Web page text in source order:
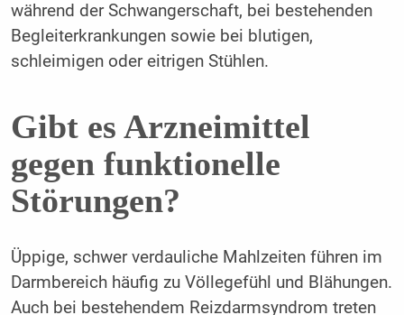
während der Schwangerschaft, bei bestehenden
Begleiterkrankungen sowie bei blutigen,
schleimigen oder eitrigen Stühlen.
Gibt es Arzneimittel
gegen funktionelle
Störungen?
Üppige, schwer verdauliche Mahlzeiten führen im
Darmbereich häufig zu Völlegefühl und Blähungen.
Auch bei bestehendem Reizdarmsyndrom treten